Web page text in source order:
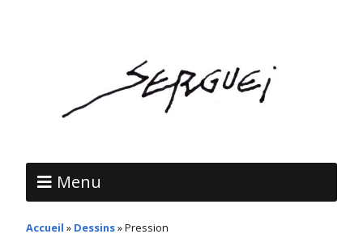
Menu
Accueil » Dessins»Pression